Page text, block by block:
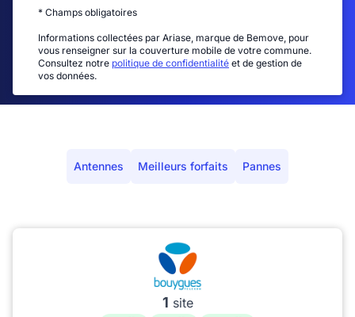
* Champs obligatoires
Informations collectées par Ariase, marque de Bemove, pour
vous renseigner sur la couverture mobile de votre commune.
Consultez notre politique de confidentialité et de gestion de
vos données.
Antennes Meilleurs forfaits Pannes
1 site